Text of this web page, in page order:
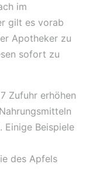
im
gilt es vorab
Apotheker zu
sofort zu
Zufuhr erhöhen
Einige Beispiele
des Apfels